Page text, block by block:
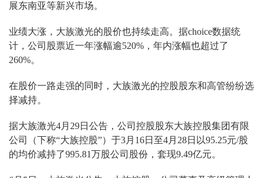
展东南亚等新兴市场。
业绩大涨，大族激光的股价也持续走高。据choice数据统
计，公司股票近一年涨幅逾520%，年内涨幅也超过了
260%。
在股价一路走强的同时，大族激光的控股股东和高管纷纷选
择减持。
据大族激光4月29日公告，公司控股股东大族控股集团有限
公司（下称“大族控股”）于3月16日至4月28日以95.25元/股
的均价减持了995.81万股公司股份，套现9.49亿元。